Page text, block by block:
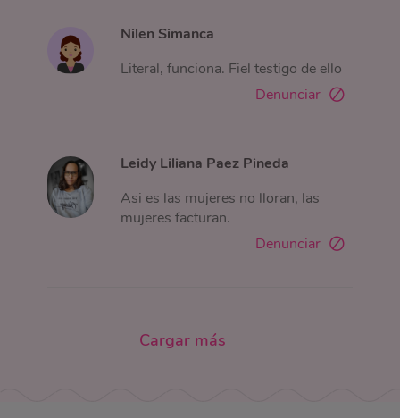
Nilen Simanca
Literal, funciona. Fiel testigo de ello
Denunciar
Leidy Liliana Paez Pineda
Asi es las mujeres no lloran, las
mujeres facturan.
Denunciar
Cargar más